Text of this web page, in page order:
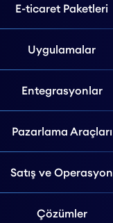
E-ticaret Paketleri
Uygulamalar
Entegrasyonlar
Pazarlama Araçları
Satış ve Operasyon
Çözümler